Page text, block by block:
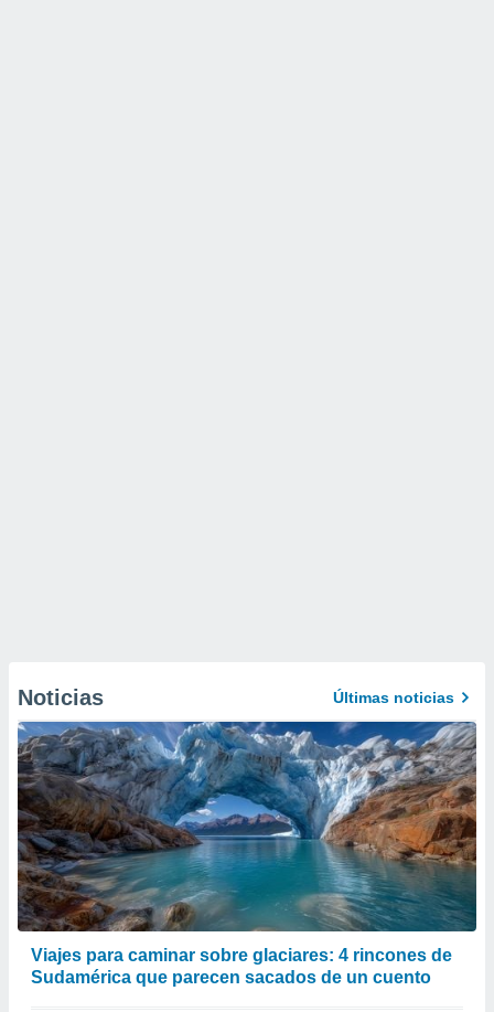
Noticias Últimas noticias
Viajes para caminar sobre glaciares: 4 rincones de
Sudamérica que parecen sacados de un cuento